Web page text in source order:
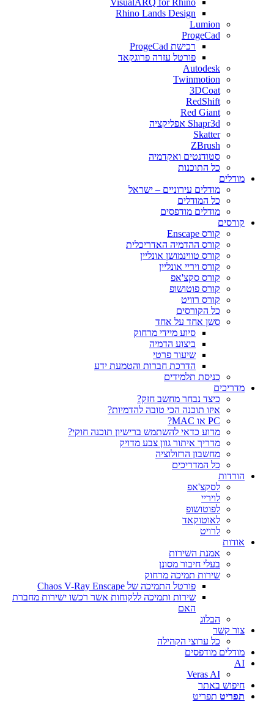
VisualARQ for Rhino
Rhino Lands Design
Lumion
ProgeCad
רכישת ProgeCad
פורטל עזרה פרוגקאד
Autodesk
Twinmotion
3DCoat
RedShift
Red Giant
Shapr3d אפליקציה
Skatter
ZBrush
סטודנטים ואקדמיה
כל התוכנות
מודלים
מודלים עירוניים – ישראל
כל המודלים
מודלים מודפסים
קורסים
קורס Enscape
קורס ההדמיה האדריכלית
קורס טווינמושן אונליין
קורס ויריי אונליין
קורס סקצ'אפ
קורס פוטושופ
קורס רוויט
כל הקורסים
סשן אחד על אחד
סיוע מיידי מרחוק
ביצוע הדמיה
שיעור פרטי
הדרכת חברות והטמעת ידע
כניסת תלמידים
מדריכים
כיצד נבחר מחשב חזק?
איזו תוכנה הכי טובה להדמיות?‎‎
PC או MAC?
מדוע כדאי להשתמש ברישיון תוכנה חוקי?
מדריך איתור גוון צבע מדויק
מחשבון הרזולוציה
כל המדריכים
הורדות
לסקצ'אפ
לויריי
לפוטושופ
לאוטוקאד
לרויט
אודות
אמנת השירות
בעלי חיבור מסונן
שירות תמיכה מרחוק
פורטל התמיכה של Chaos V-Ray Enscape
שירות ותמיכה ללקוחות אשר רכשו ישירות מחברת
האם
הבלוג
צור קשר
כל ערוצי הקהילה
מודלים מודפסים
AI
Veras AI
חיפוש באתר
תפריט תפריט